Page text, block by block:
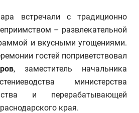
встречали с традиционно
– развлекательной
и вкусными угощениями.
гостей поприветствовал
, заместитель начальника
министерства
и перерабатывающей
края.